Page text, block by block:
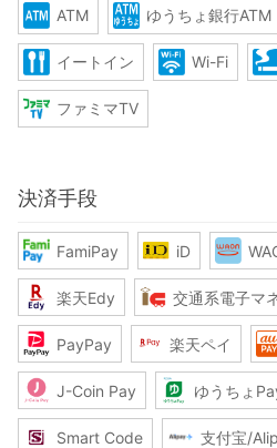
ATM ゆうちょ銀行ATM
イートイン Wi-Fi
ファミマTV
決済手段
FamiPay iD
楽天Edy 交通系電子マ
PayPay 楽天ペイ
J-Coin Pay ゆうちょ
Smart Code 支付宝/